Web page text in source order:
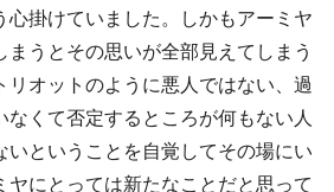
心掛けていました。しかもアーミヤ
うとその思いが全部見えてしまう
リオットのように悪人ではない、過
くて否定するところが何もない人
いということを自覚してその場にい
ヤにとっては新たなことだと思って